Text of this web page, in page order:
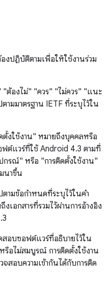
ปฏิบัติตามเพื่อให้ใช้งานร่วม
"ต้องไม่" "ควร" "ไม่ควร" "แนะ
มมาตรฐาน IETF ที่ระบุไว้ใน
งใช้งาน" หมายถึงบุคคลหรือ
ต์แวร์ที่ใช้ Android 4.3 ตามที่
กรณ์" หรือ "การติดตั้งใช้งาน"
นาขึ้น
ามข้อกำหนดที่ระบุไว้ในคำ
เอกสารที่รวมไว้ผ่านการอ้างอิง
อบซอฟต์แวร์ที่อธิบายไว้ใน
รือไม่สมบูรณ์ การติดตั้งใช้งาน
สอบความเข้ากันได้กับการติด